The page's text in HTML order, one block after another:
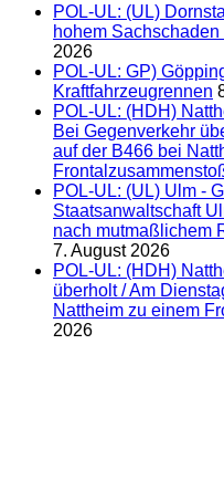
POL-UL: (UL)
hohem
2026
POL-UL: GP)
Kraftfahrzeugrennen
POL-UL: (HDH)
Bei Gegenverkehr
auf der B466 bei
POL-UL: (UL) Ulm -
Staatsanwaltschaft
nach mutmaßlichem
7. August 2026
POL-UL: (HDH)
überholt / Am
Nattheim zu einem
2026